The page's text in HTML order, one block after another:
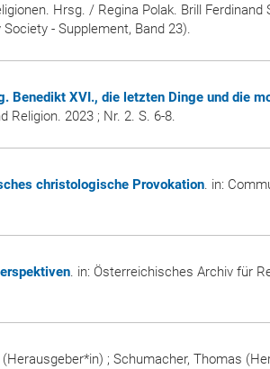
Hrsg. / Regina Polak. Brill Ferdinand
- Supplement, Band 23).
Benedikt XVI., die letzten Dinge und die
Religion. 2023 ; Nr. 2. S. 6-8.
christologische Provokation. in:
. in: Österreichisches Archiv für
(Herausgeber*in) ; Schumacher, Thomas